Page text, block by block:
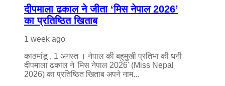
दीपमाला ढकाल ने जीता ‘मिस नेपाल 2026’
का प्रतिष्ठित खिताब
1 week ago
काठमांडू , 1 अगस्त । नेपाल की बहुमुखी प्रतिभा की धनी
दीपमाला ढकाल ने 'मिस नेपाल 2026' (Miss Nepal
2026) का प्रतिष्ठित खिताब अपने नाम...